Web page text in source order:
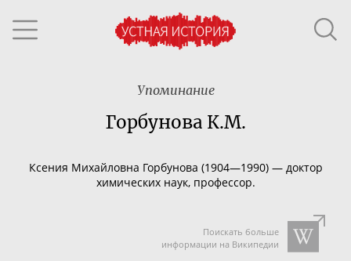
Упоминание
Горбунова К.М.
Ксения Михайловна Горбунова (1904—1990) —доктор
химических наук, профессор.
Поискать больше
информации на Википедии